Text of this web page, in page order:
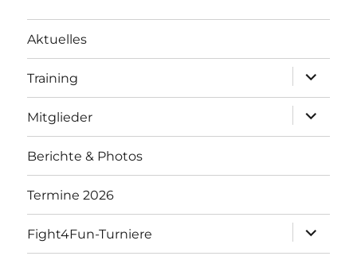
Aktuelles
Training
öffnen
Mitglieder
öffnen
Berichte & Photos
Termine 2026
Fight4Fun-Turniere